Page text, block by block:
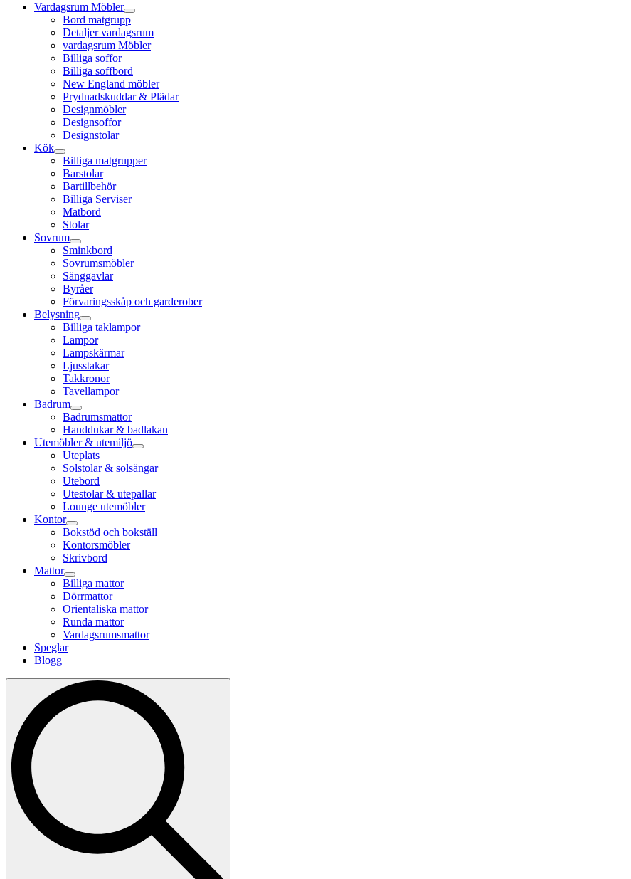
Vardagsrum Möbler
Bord matgrupp
Detaljer vardagsrum
vardagsrum Möbler
Billiga soffor
Billiga soffbord
New England möbler
Prydnadskuddar & Plädar
Designmöbler
Designsoffor
Designstolar
Kök
Billiga matgrupper
Barstolar
Bartillbehör
Billiga Serviser
Matbord
Stolar
Sovrum
Sminkbord
Sovrumsmöbler
Sänggavlar
Byråer
Förvaringsskåp och garderober
Belysning
Billiga taklampor
Lampor
Lampskärmar
Ljusstakar
Takkronor
Tavellampor
Badrum
Badrumsmattor
Handdukar & badlakan
Utemöbler & utemiljö
Uteplats
Solstolar & solsängar
Utebord
Utestolar & utepallar
Lounge utemöbler
Kontor
Bokstöd och bokställ
Kontorsmöbler
Skrivbord
Mattor
Billiga mattor
Dörrmattor
Orientaliska mattor
Runda mattor
Vardagsrumsmattor
Speglar
Blogg